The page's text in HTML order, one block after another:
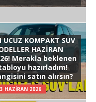
UCUZ KOMPAKT SUV
HAZİRAN
Merakla beklenen
hazırladım!
satın alırsın?
HAZIRAN 2026